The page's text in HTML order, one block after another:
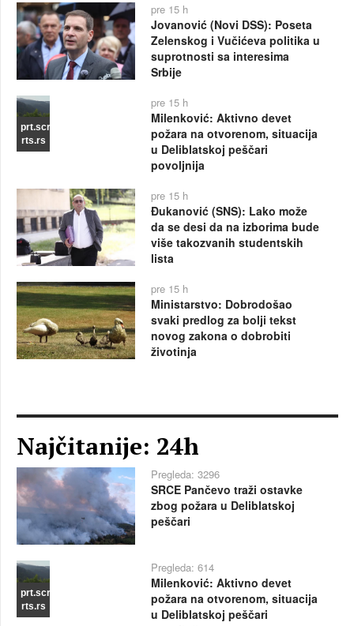
pre 15 h
Jovanović (Novi DSS): Poseta
Zelenskog i Vučićeva politika u
suprotnosti sa interesima
Srbije
prt.scr
rts.rs
pre 15 h
Milenković: Aktivno devet
požara na otvorenom, situacija
u Deliblatskoj peščari
povoljnija
pre 15 h
Đukanović (SNS): Lako može
da se desi da na izborima bude
više takozvanih studentskih
lista
pre 15 h
Ministarstvo: Dobrodošao
svaki predlog za bolji tekst
novog zakona o dobrobiti
životinja
Najčitanije: 24h
Pregleda: 3296
SRCE Pančevo traži ostavke
zbog požara u Deliblatskoj
peščari
prt.scr
rts.rs
Pregleda: 614
Milenković: Aktivno devet
požara na otvorenom, situacija
u Deliblatskoj peščari